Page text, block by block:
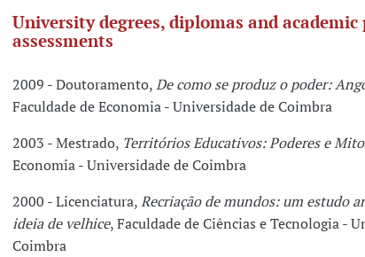
University degrees, diplomas and academic
assessments
2009 - Doutoramento,De como se produz o poder:
Faculdade de Economia - Universidade de Coimbra
2003 - Mestrado, Territórios Educativos: Poderes e
Economia - Universidade de Coimbra
2000 - Licenciatura,Recriação de mundos: um estudo
ideia de velhice, Faculdade de Ciências e Tecnologia -
Coimbra